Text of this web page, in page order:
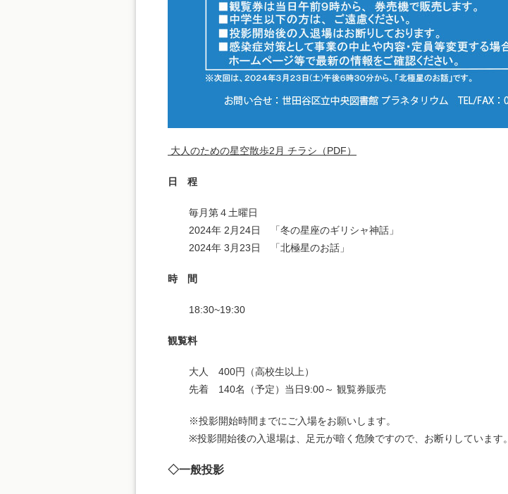
大人のための星空散歩2月 チラシ（PDF）
日 程
毎月第４土曜日
2024年 2月24日 「冬の星座のギリシャ神話」
2024年 3月23日 「北極星のお話」
時 間
18:30~19:30
観覧料
大人 400円（高校生以上）
先着 140名（予定）当日9:00～ 観覧券販売
※投影開始時間までにご入場をお願いします。
※投影開始後の入退場は、足元が暗く危険ですので、お断りしています。
◇一般投影